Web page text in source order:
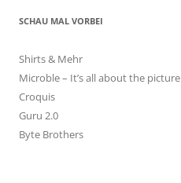
SCHAU MAL VORBEI
Shirts & Mehr
Microble – It’s all about the picture
Croquis
Guru 2.0
Byte Brothers